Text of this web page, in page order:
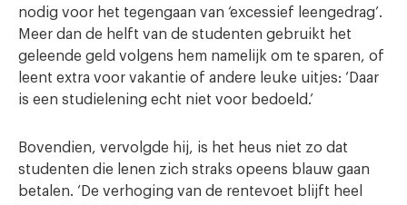
nodig voor het tegengaan van ‘excessief leengedrag’.
Meer dan de helft van de studenten gebruikt het
geleende geld volgens hem namelijk om te sparen, of
leent extra voor vakantie of andere leuke uitjes: ‘Daar
is een studielening echt niet voor bedoeld.’
Bovendien, vervolgde hij, is het heus niet zo dat
studenten die lenen zich straks opeens blauw gaan
betalen. ‘De verhoging van de rentevoet blijft heel